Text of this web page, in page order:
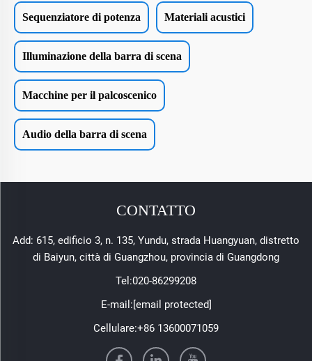
Sequenziatore di potenza Materiali acustici
Illuminazione della barra di scena
Macchine per il palcoscenico
Audio della barra di scena
CONTATTO
Add: 615, edificio 3, n. 135, Yundu, strada Huangyuan, distretto
di Baiyun, città di Guangzhou, provincia di Guangdong
Tel:020-86299208
E-mail:[email protected]
Cellulare:+86 13600071059